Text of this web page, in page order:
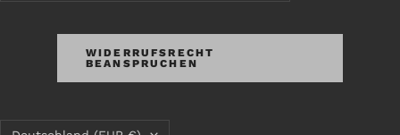
WIDERRUFSRECHT
BEANSPRUCHEN
Land/Region